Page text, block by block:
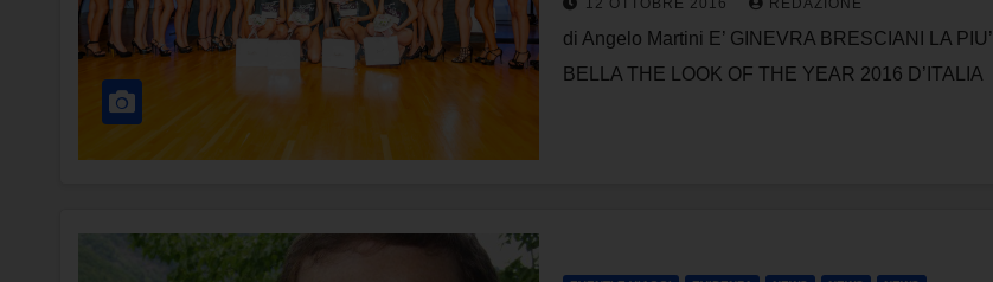
di Angelo Martini E’ GINEVRA BRESCIANI LA PIU’
BELLA THE LOOK OF THE YEAR 2016 D’ITALIA